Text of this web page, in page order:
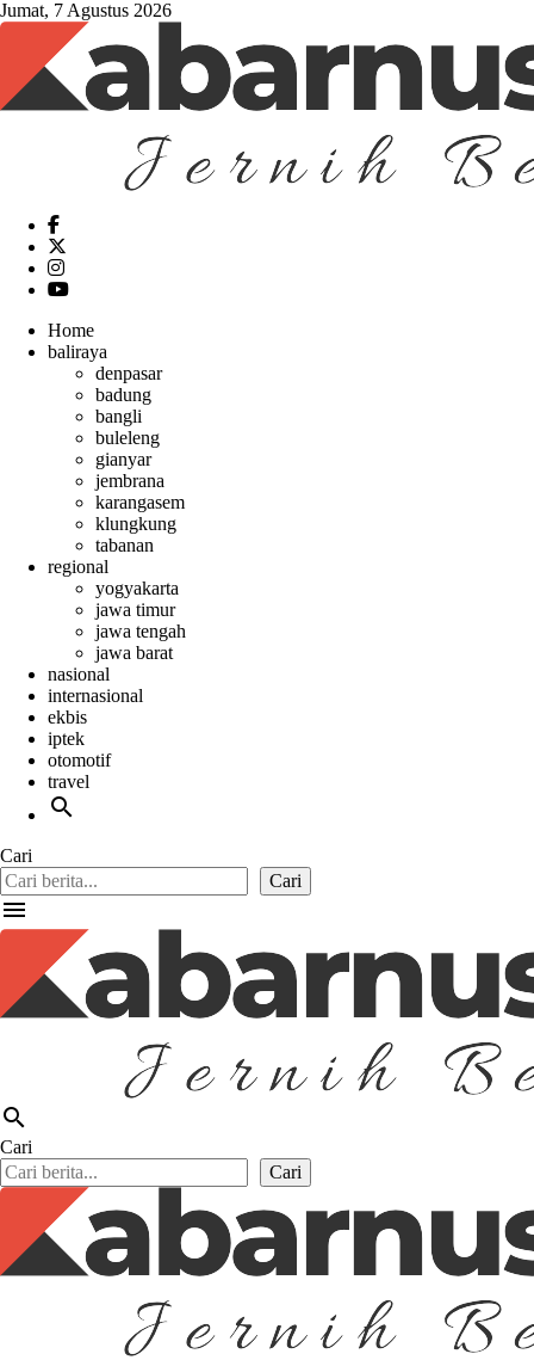
Jumat, 7 Agustus 2026
Home
baliraya
denpasar
badung
bangli
buleleng
gianyar
jembrana
karangasem
klungkung
tabanan
regional
yogyakarta
jawa timur
jawa tengah
jawa barat
nasional
internasional
ekbis
iptek
otomotif
travel
search
Cari
Cari
menu
search
Cari
Cari